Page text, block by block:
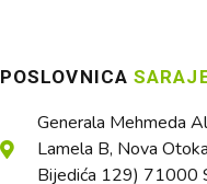
POSLOVNICA
Generala Mehmeda
Lamela B, Nova
Bijedića 129) 71000